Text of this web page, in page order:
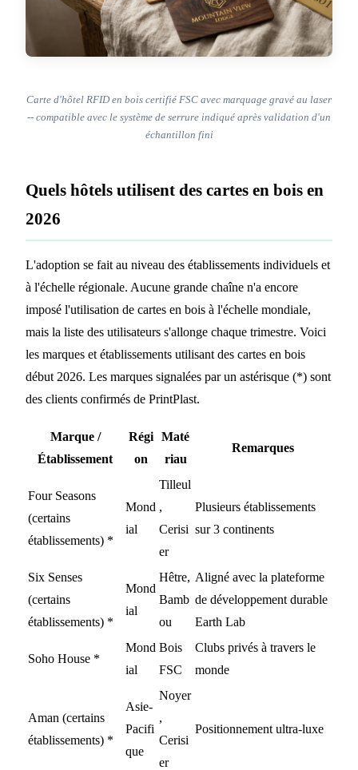
Carte d'hôtel RFID en bois certifié FSC avec marquage gravé au laser
-- compatible avec le système de serrure indiqué après validation d'un
échantillon fini
Quels hôtels utilisent des cartes en bois en
2026
L'adoption se fait au niveau des établissements individuels et
à l'échelle régionale. Aucune grande chaîne n'a encore
imposé l'utilisation de cartes en bois à l'échelle mondiale,
mais la liste des utilisateurs s'allonge chaque trimestre. Voici
les marques et établissements utilisant des cartes en bois
début 2026. Les marques signalées par un astérisque (*) sont
des clients confirmés de PrintPlast.
Marque /
Établissement
Régi
on
Maté
riau
Remarques
Four Seasons
(certains
établissements) *
Mond
ial
Tilleul
,
Cerisi
er
Plusieurs établissements
sur 3 continents
Six Senses
(certains
établissements) *
Mond
ial
Hêtre,
Bamb
ou
Aligné avec la plateforme
de développement durable
Earth Lab
Soho House *
Mond
ial
Bois
FSC
Clubs privés à travers le
monde
Aman (certains
établissements) *
Asie-
Pacifi
que
Noyer
,
Cerisi
er
Positionnement ultra-luxe